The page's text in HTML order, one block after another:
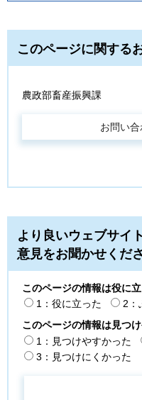
このページに関する
農政部畜産振興課
より良いウェブサイ
意見をお聞かせくだ
このページの情報は役に
1：役に立った
2：
このページの情報は見つ
1：見つけやすかった
3：見つけにくかった